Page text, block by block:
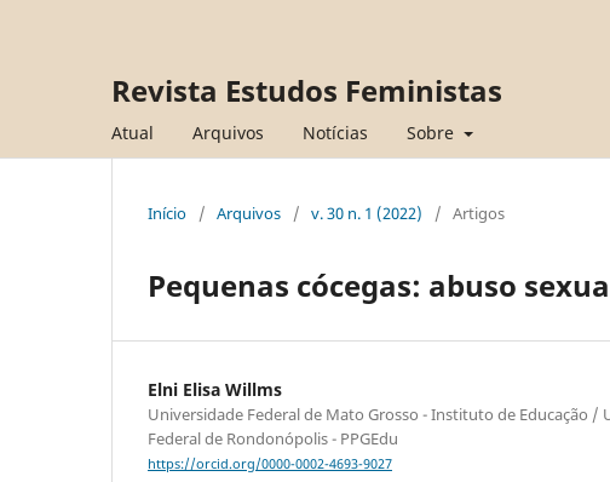
Revista Estudos Feministas
Atual Arquivos Notícias Sobre
Início / Arquivos / v. 30 n. 1 (2022) / Artigos
Pequenas cócegas: abuso
Elni Elisa Willms
Universidade Federal de Mato Grosso - Instituto de Educação /
Federal de Rondonópolis - PPGEdu
https://orcid.org/0000-0002-4693-9027